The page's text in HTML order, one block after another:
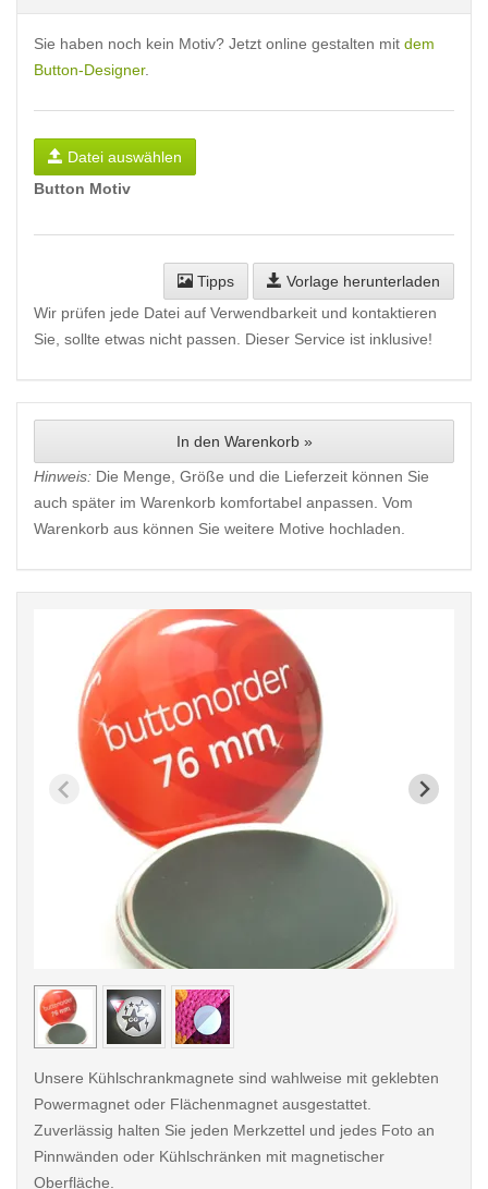
Sie haben noch kein Motiv? Jetzt online gestalten mit dem
Button-Designer.
Datei auswählen
Button Motiv
Tipps
Vorlage herunterladen
Wir prüfen jede Datei auf Verwendbarkeit und kontaktieren
Sie, sollte etwas nicht passen. Dieser Service ist inklusive!
In den Warenkorb »
Hinweis: Die Menge, Größe und die Lieferzeit können Sie
auch später im Warenkorb komfortabel anpassen. Vom
Warenkorb aus können Sie weitere Motive hochladen.
< /picture>
Unsere Kühlschrankmagnete sind wahlweise mit geklebten
Powermagnet oder Flächenmagnet ausgestattet.
Zuverlässig halten Sie jeden Merkzettel und jedes Foto an
Pinnwänden oder Kühlschränken mit magnetischer
Oberfläche.